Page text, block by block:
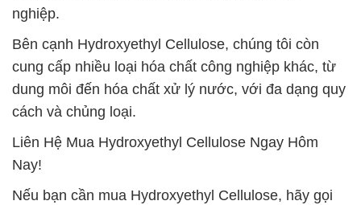
nghiệp.
Bên cạnh Hydroxyethyl Cellulose, chúng tôi còn
cung cấp nhiều loại hóa chất công nghiệp khác, từ
dung môi đến hóa chất xử lý nước, với đa dạng quy
cách và chủng loại.
Liên Hệ Mua Hydroxyethyl Cellulose Ngay Hôm
Nay!
Nếu bạn cần mua Hydroxyethyl Cellulose, hãy gọi